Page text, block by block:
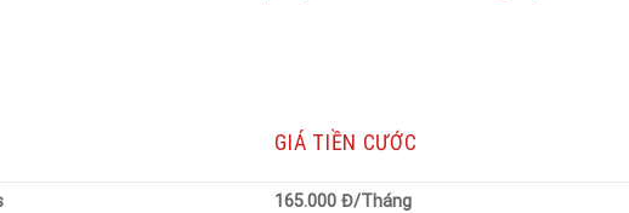
GIÁ TIỀN CƯỚC
165.000 Đ/Tháng